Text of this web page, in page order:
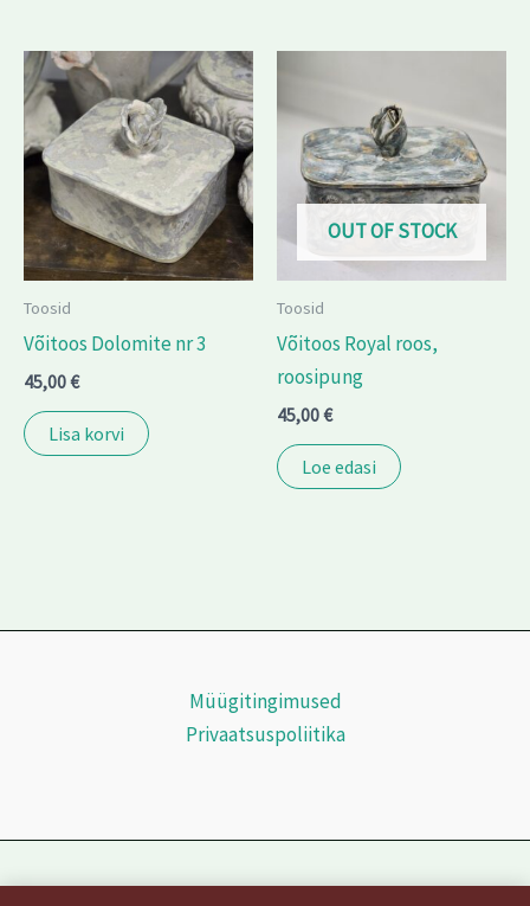
Toosid
Võitoos Dolomite nr 3
45,00€
Lisa korvi
OUT OF STOCK
Toosid
Võitoos Royal roos,
roosipung
45,00€
Loe edasi
Müügitingimused
Privaatsuspoliitika